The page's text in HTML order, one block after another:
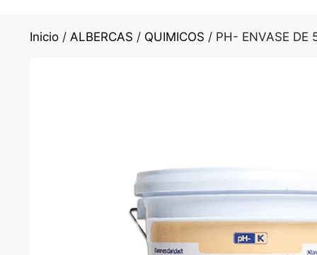
Inicio / ALBERCAS / QUIMICOS / PH- ENVASE DE